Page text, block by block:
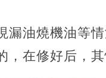
漏油燒機油等
，在修好后，